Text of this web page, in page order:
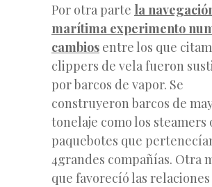
Por otra parte la
marítima experimento
cambios entre los que
clippers de vela fueron
por barcos de vapor. Se
construyeron barcos de
tonelaje como los steamers
paquebotes que
4grandes compañías. Otra
que favorecíó las